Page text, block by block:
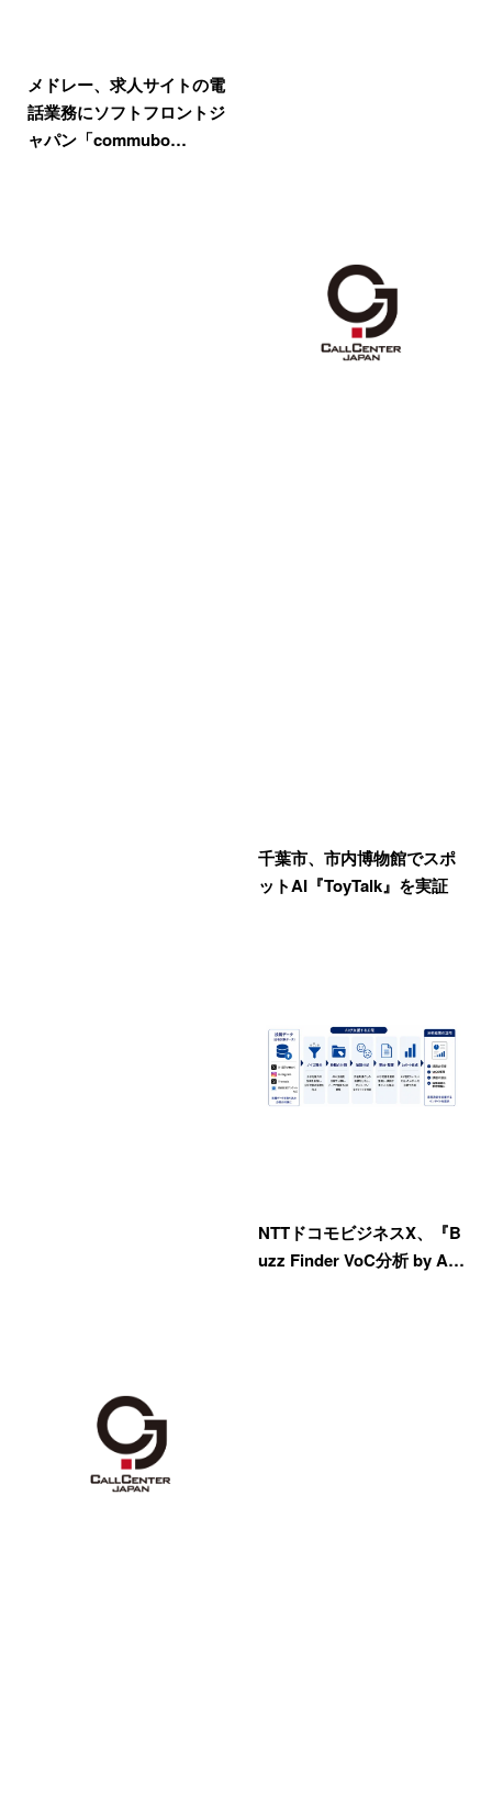
メドレー、求人サイトの電
話業務にソフトフロントジ
ャパン「commubo…
千葉市、市内博物館でスポ
ットAI『ToyTalk』を実証
NTTドコモビジネスX、『B
uzz Finder VoC分析 by A…